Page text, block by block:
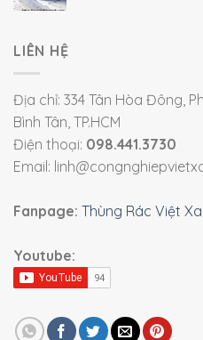
LIÊN HỆ
Địa chỉ: 334 Tân Hòa Đông,
Bình Tân, TP.HCM
Điện thoại: 098.441.3730
Email:
Fanpage: Thùng Rác Việt
Youtube: